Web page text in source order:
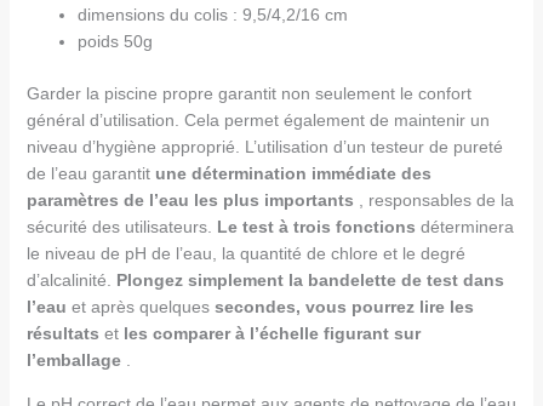
dimensions du colis : 9,5/4,2/16 cm
poids 50g
Garder la piscine propre garantit non seulement le confort
général d’utilisation. Cela permet également de maintenir un
niveau d’hygiène approprié. L’utilisation d’un testeur de pureté
de l’eau garantit une détermination immédiate des
paramètres de l’eau les plus importants , responsables de la
sécurité des utilisateurs. Le test à trois fonctions déterminera
le niveau de pH de l’eau, la quantité de chlore et le degré
d’alcalinité. Plongez simplement la bandelette de test dans
l’eau et après quelques secondes, vous pourrez lire les
résultats et les comparer à l’échelle figurant sur
l’emballage.